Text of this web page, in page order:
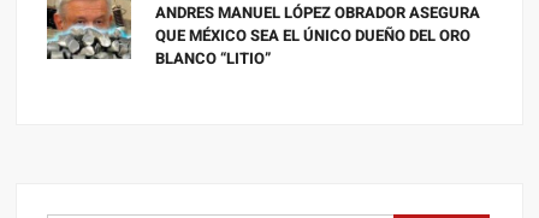
ANDRES MANUEL LÓPEZ OBRADOR ASEGURA
QUE MÉXICO SEA EL ÚNICO DUEÑO DEL ORO
BLANCO “LITIO”